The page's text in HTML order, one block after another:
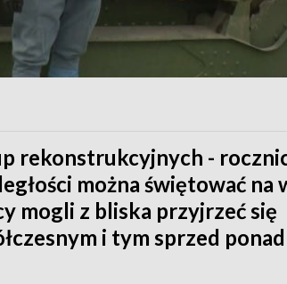
rekonstrukcyjnych -
można świętować na
mogli z bliska przyjrzeć się
i tym sprzed